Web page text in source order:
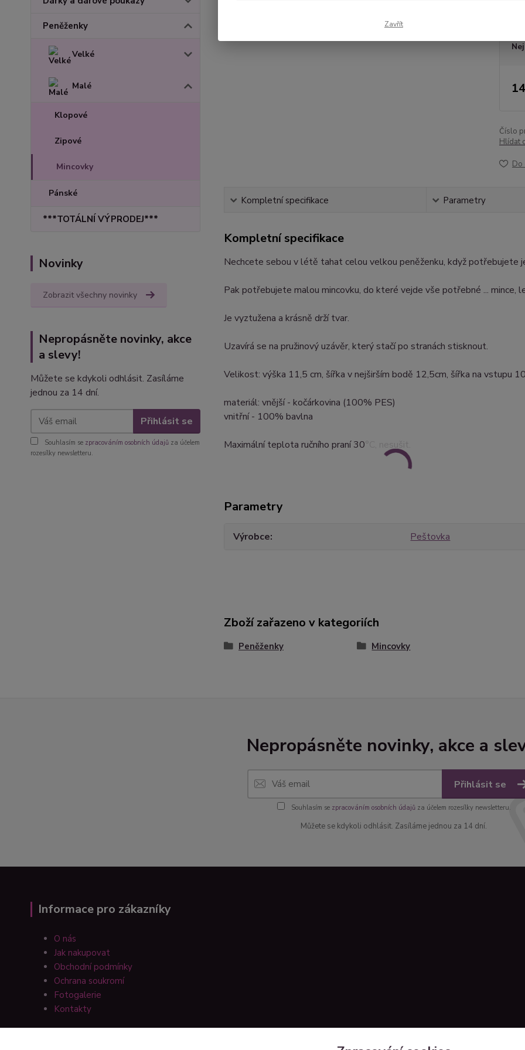
Peněženky
Velké
Malé
Klopové
Zipové
Mincovky
Pánské
***TOTÁLNÍ VÝPRODEJ***
Novinky
Zobrazit všechny novinky
Nepropásněte novinky, akce
a slevy!
Můžete se kdykoli odhlásit. Zasíláme
jednou za 14 dní.
Přihlásit se
Souhlasím se zpracováním osobních údajů za účelem
rozesílky newsletteru.
Číslo
Hlídat
Do
Kompletní specifikace Parametry
Kompletní specifikace
Nechcete sebou v létě tahat celou velkou peněženku, když potřebujete
Pak potřebujete malou mincovku, do které vejde vše potřebné ... mince,
Je vyztužena a krásně drží tvar.
Uzavírá se na pružinový uzávěr, který stačí po stranách stisknout.
Velikost: výška 11,5 cm, šířka v nejširším bodě 12,5cm, šířka na vstupu
materiál: vnější - kočárkovina (100% PES)
vnitřní - 100% bavlna
Maximální teplota ručního praní 30°C, nesušit.
Parametry
Výrobce Peštovka
Zboží zařazeno v kategoriích
Peněženky Mincovky
Nepropásněte novinky, akce a
Přihlásit se
Souhlasím se zpracováním osobních údajůza účelem rozesílky newsletteru.
Můžete se kdykoli odhlásit. Zasíláme jednou za 14 dní.
Informace pro zákazníky
O nás
Jak nakupovat
Obchodní podmínky
Ochrana soukromí
Fotogalerie
Kontakty
Zavřít